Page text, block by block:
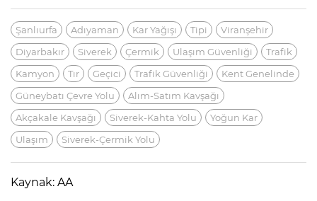
Şanlıurfa Adıyaman Kar Yağışı Tipi
Viranşehir
Diyarbakır
Siverek Çermik Ulaşım Güvenliği
Trafik
Kamyon
Tır Geçici Trafik Güvenliği
Kent Genelinde
Güneybatı Çevre Yolu
Alım-Satım Kavşağı
Akçakale Kavşağı
Siverek-Kahta Yolu
Yoğun Kar
Ulaşım
Siverek-Çermik Yolu
Kaynak: AA